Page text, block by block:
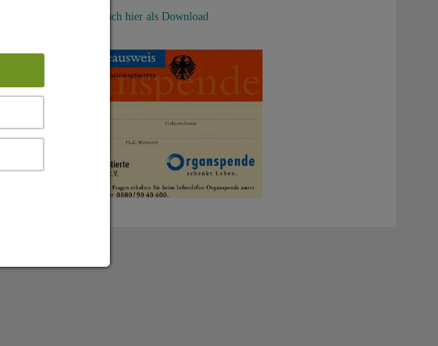
Schnell und Einfach hier als Download